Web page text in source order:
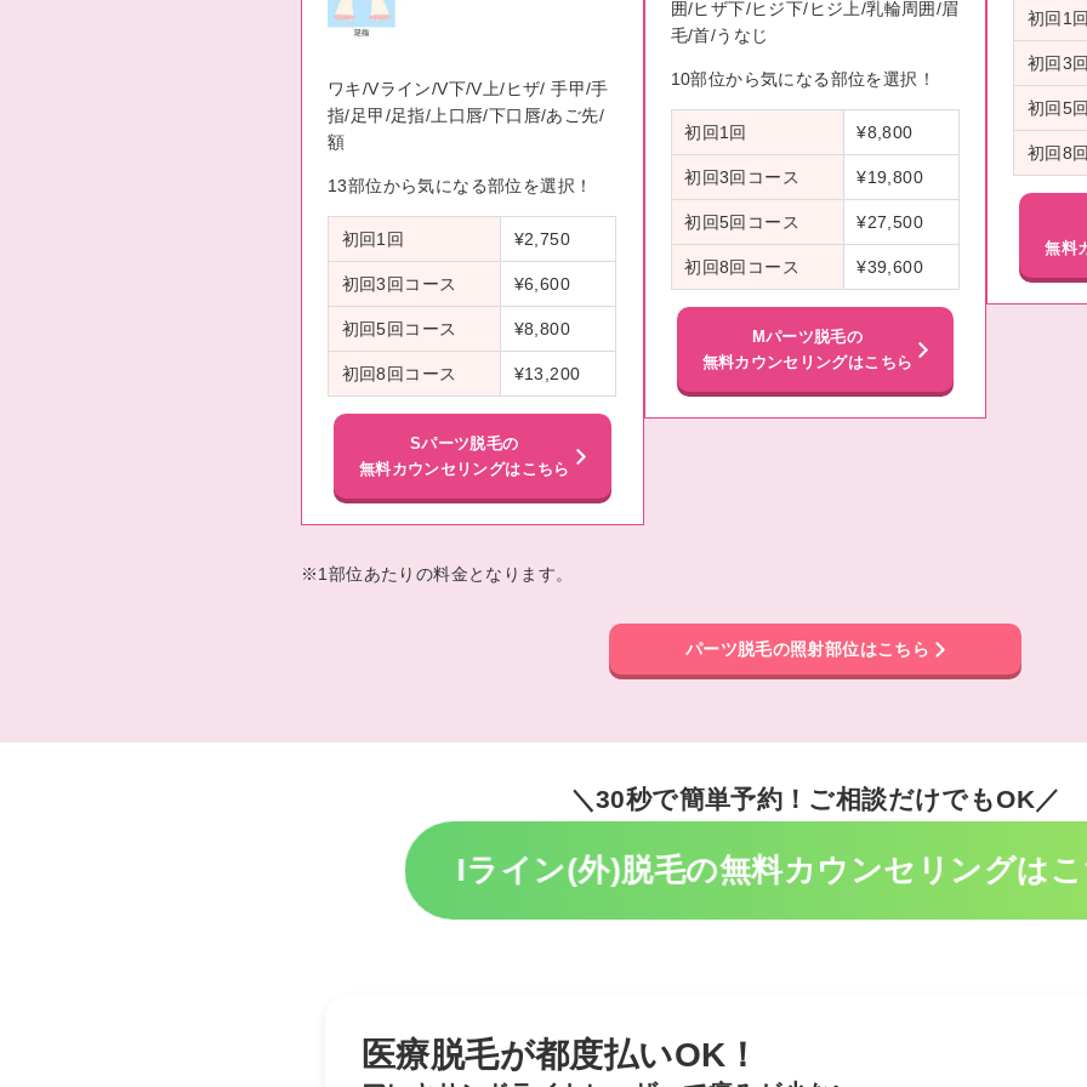
ワキ/Vライン/V下/V上/ヒザ/ 手甲/手
指/足甲/足指/上口唇/下口唇/あご先/
額
13部位から気になる部位を選択！
初回1回 ¥2,750
初回3回コース ¥6,600
初回5回コース ¥8,800
初回8回コース ¥13,200
Sパーツ脱毛の
無料カウンセリングはこちら
囲/ヒザ下/ヒジ下/ヒジ上/乳輪周囲/眉
毛/首/うなじ
10部位から気になる部位を選択！
初回1回 ¥8,800
初回3回コース ¥19,800
初回5回コース ¥27,500
初回8回コース ¥39,600
Mパーツ脱毛の
無料カウンセリングはこちら
初回1
初回3
初回5
初回8
無料
※1部位あたりの料金となります。
パーツ脱毛の照射部位はこちら
＼30秒で簡単予約！ご相談だけでもOK／
Iライン(外)脱毛の無料カウンセリングはこ
医療脱毛が都度払いOK！